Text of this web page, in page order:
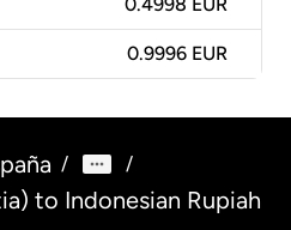
0.4998 EUR
0.9996 EUR
/ /
to Indonesian Rupiah